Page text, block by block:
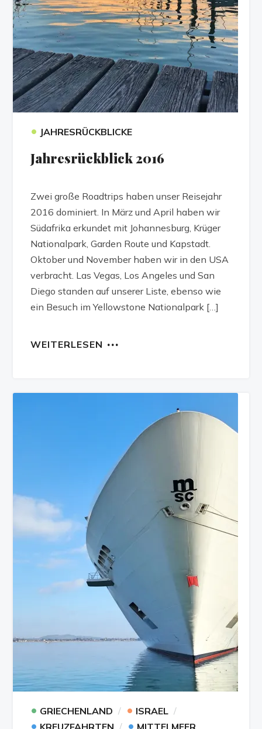
• JAHRESRÜCKBLICKE
Jahresrückblick 2016
Zwei große Roadtrips haben unser Reisejahr
2016 dominiert. In März und April haben wir
Südafrika erkundet mit Johannesburg, Krüger
Nationalpark, Garden Route und Kapstadt.
Oktober und November haben wir in den USA
verbracht. Las Vegas, Los Angeles und San
Diego standen auf unserer Liste, ebenso wie
ein Besuch im Yellowstone Nationalpark […]
WEITERLESEN
• GRIECHENLAND • ISRAEL
• •